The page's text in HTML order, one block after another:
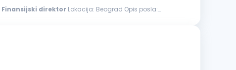
Finansijski direktor Lokacija: Beograd Opis posla: